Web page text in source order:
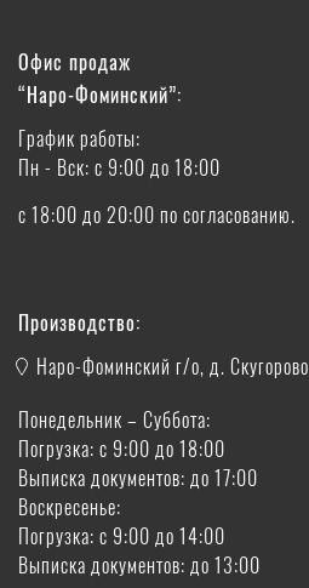
Офис продаж
“Наро-Фоминский”:
График работы:
Пн - Вск: с 9:00 до 18:00
с 18:00 до 20:00 по согласованию.
Производство:
Наро-Фоминский г/о, д. Скугорово
Понедельник – Суббота:
Погрузка: с 9:00 до 18:00
Выписка документов: до 17:00
Воскресенье:
Погрузка: с 9:00 до 14:00
Выписка документов: до 13:00